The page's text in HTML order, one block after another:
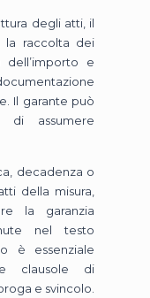
degli atti, il
la raccolta dei
e
Il garante può
di assumere
decadenza o
della misura,
la garanzia
nel testo
è essenziale
clausole di
e svincolo.